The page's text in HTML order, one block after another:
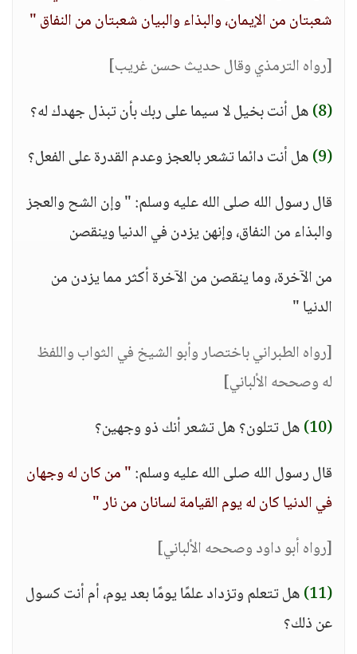
شعبتان من الإيمان، والبذاء والبيان شعبتان من النفاق "
[رواه الترمذي وقال حديث حسن غريب]
(8)
هل أنت بخيل لا سيما على ربك بأن تبذل جهدك له؟
(9)
هل أنت دائما تشعر بالعجز وعدم القدرة على الفعل؟
قال رسول الله صلى الله عليه وسلم: " وإن الشح والعجز
والبذاء من النفاق، وإنهن يزدن في الدنيا وينقصن
من الآخرة، وما ينقصن من الآخرة أكثر مما يزدن من
الدنيا "
[رواه الطبراني باختصار وأبو الشيخ في الثواب واللفظ
له وصححه الألباني]
(10)
هل تتلون؟ هل تشعر أنك ذو وجهين؟
قال رسول الله صلى الله عليه وسلم:" من كان له وجهان
في الدنيا كان له يوم القيامة لسانان من نار "
[رواه أبو داود وصححه الألباني]
(11)
هل تتعلم وتزداد علمًا يومًا بعد يوم، أم أنت كسول
عن ذلك؟